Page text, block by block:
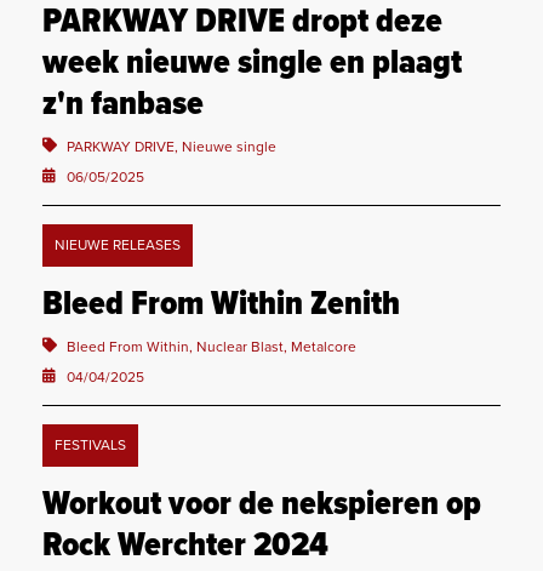
PARKWAY DRIVE dropt deze
week nieuwe single en plaagt
z'n fanbase
PARKWAY DRIVE, Nieuwe single
06/05/2025
NIEUWE RELEASES
Bleed From Within Zenith
Bleed From Within, Nuclear Blast, Metalcore
04/04/2025
FESTIVALS
Workout voor de nekspieren op
Rock Werchter 2024